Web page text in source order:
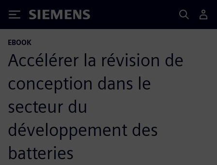
Siemens
EBOOK
Accélérer la révision de
conception dans le
secteur du
développement des
batteries